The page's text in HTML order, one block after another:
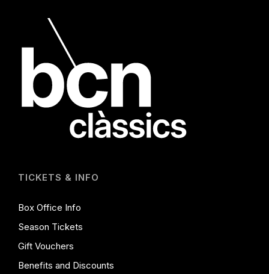
TICKETS & INFO
Box Office Info
Season Tickets
Gift Vouchers
Benefits and Discounts